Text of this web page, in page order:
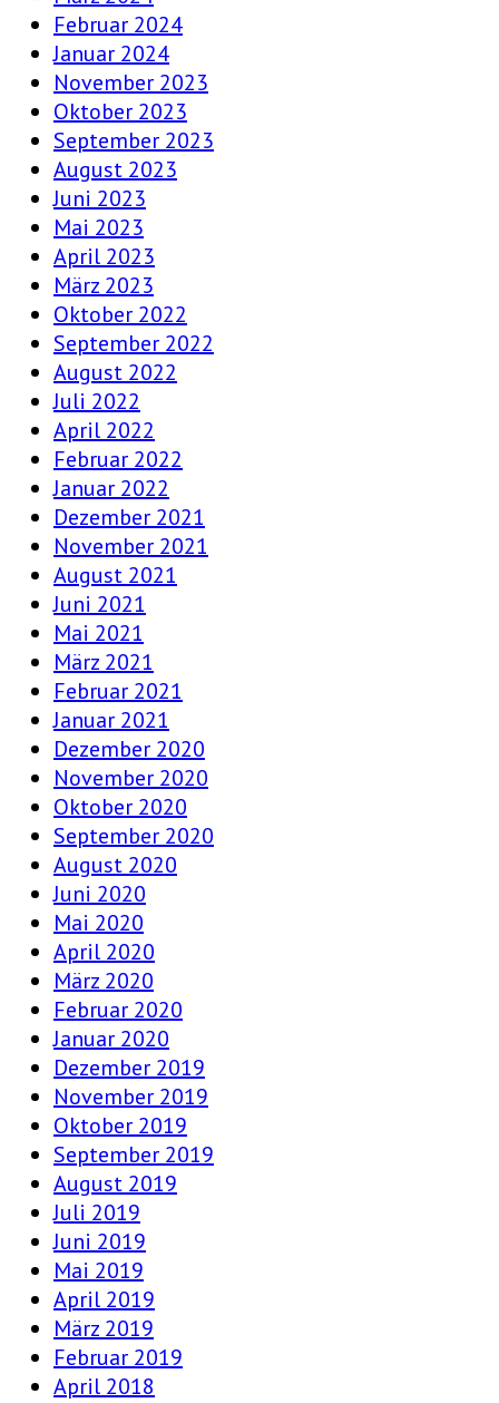
Februar 2024
Januar 2024
November 2023
Oktober 2023
September 2023
August 2023
Juni 2023
Mai 2023
April 2023
März 2023
Oktober 2022
September 2022
August 2022
Juli 2022
April 2022
Februar 2022
Januar 2022
Dezember 2021
November 2021
August 2021
Juni 2021
Mai 2021
März 2021
Februar 2021
Januar 2021
Dezember 2020
November 2020
Oktober 2020
September 2020
August 2020
Juni 2020
Mai 2020
April 2020
März 2020
Februar 2020
Januar 2020
Dezember 2019
November 2019
Oktober 2019
September 2019
August 2019
Juli 2019
Juni 2019
Mai 2019
April 2019
März 2019
Februar 2019
April 2018